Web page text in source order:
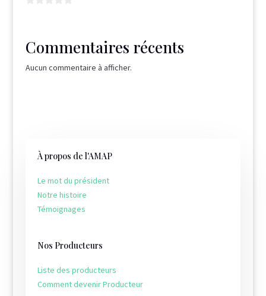
r
5
Commentaires récents
Aucun commentaire à afficher.
À propos de l'AMAP
Le mot du président
Notre histoire
Témoignages
Nos Producteurs
Liste des producteurs
Comment devenir Producteur